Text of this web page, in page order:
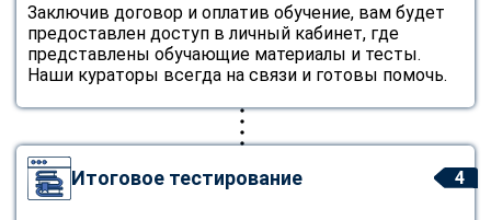
Заключив договор и оплатив обучение, вам будет
предоставлен доступ в личный кабинет, где
представлены обучающие материалы и тесты.
Наши кураторы всегда на связи и готовы помочь.
4
Итоговое тестирование